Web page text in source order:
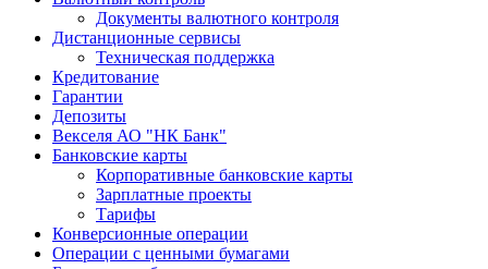
Документы валютного контроля
Дистанционные сервисы
Техническая поддержка
Кредитование
Гарантии
Депозиты
Векселя АО "НК Банк"
Банковские карты
Корпоративные банковские карты
Зарплатные проекты
Тарифы
Конверсионные операции
Операции с ценными бумагами